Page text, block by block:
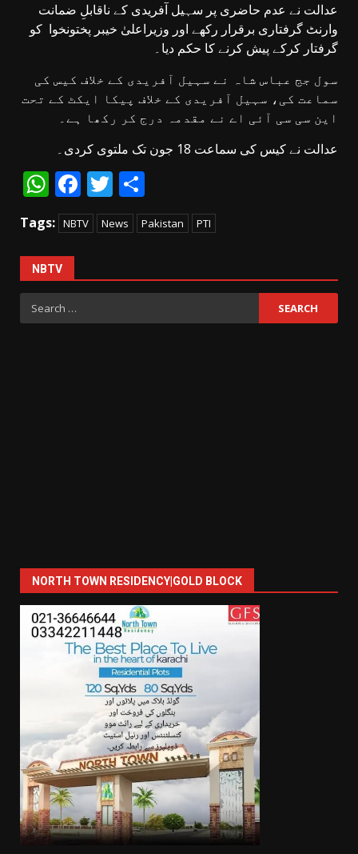
عدالت نے عدم حاضری پر سہیل آفریدی کے ناقابلِ ضمانت
وارنٹ گرفتاری برقرار رکھے اور وزیراعلیٰ خیبر پختونخوا کو
گرفتار کرکے پیش کرنے کا حکم دیا۔
سول جج عباس شاہ نے سہیل آفریدی کے خلاف کیس کی
سماعت کی، سہیل آفریدی کے خلاف پیکا ایکٹ کے تحت
این سی سی آئی اے نے مقدمہ درج کر رکھا ہے۔
عدالت نے کیس کی سماعت 18 جون تک ملتوی کردی۔
WhatsApp
Facebook
Twitter
Tags: NBTV News Pakistan PTI
NBTV
Search
for:
NORTH TOWN RESIDENCY|GOLD BLOCK